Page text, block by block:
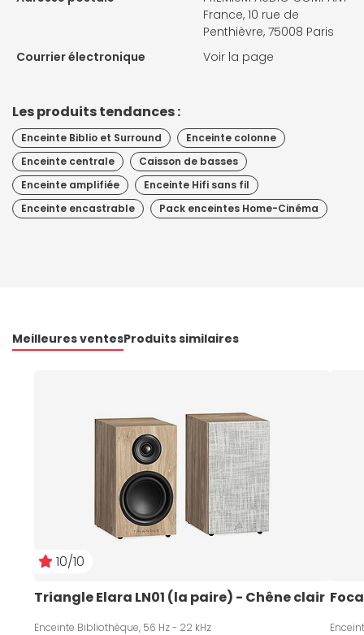
France, 10 rue de
Penthièvre, 75008 Paris
Courrier électronique
Voir la page
Les produits tendances :
Enceinte Biblio et Surround
Enceinte colonne
Enceinte centrale
Caisson de basses
Enceinte amplifiée
Enceinte Hifi sans fil
Enceinte encastrable
Pack enceintes Home-Cinéma
Meilleures ventesProduits similaires
10/10
Triangle Elara LN01 (la paire) - Chêne clair
Enceinte Bibliothèque, 56 Hz - 22 kHz